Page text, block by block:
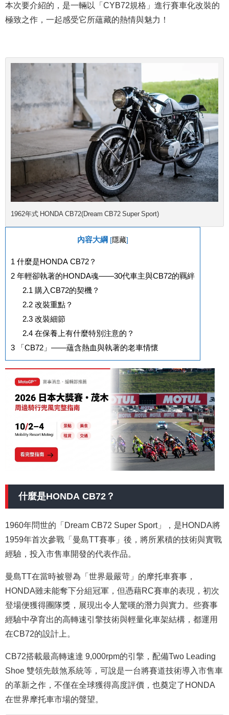
本次要介紹的，是一輛以「CYB72規格」進行賽車化改裝的
極致之作，一起感受它所蘊藏的熱情與魅力！
1962年式 HONDA CB72(Dream CB72 Super Sport)
內容大綱 [隱藏]
1 什麼是HONDA CB72？
2 年輕卻執著的HONDA魂——30代車主與CB72的羈絆
2.1 購入CB72的契機？
2.2改裝重點？
2.3改裝細節
2.4在保養上有什麼特別注意的？
3 「CB72」——蘊含熱血與執著的老車情懷
什麼是HONDA CB72？
1960年問世的「Dream CB72 Super Sport」， 是HONDA將
1959年首次參戰「曼島TT賽事」後，將所累積的技術與實戰
經驗 ，投入市售車開發的代表作品。
曼島TT在當時被譽為「世界最嚴苛」的摩托車賽事，
HONDA雖未能奪下分組冠軍，但憑藉RC賽車的表現，初次
登場便獲得團隊獎，展現出令人驚嘆的潛力與實力。些賽事
經驗中孕育出的高轉速引擎技術與輕量化車架結構，都運用
在CB72的設計上。
CB72搭載最高轉速達 9,000rpm的引擎，配備Two Leading
Shoe 雙領先鼓煞系統等，可說是一台將賽道技術導入市售車
的革新之作，不僅在全球獲得高度評價，也奠定了HONDA
在世界摩托車市場的聲望。